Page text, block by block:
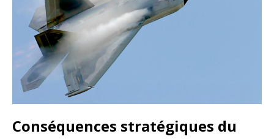
Conséquences stratégiques du